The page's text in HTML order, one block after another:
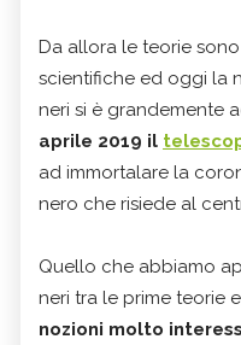
Da allora le teorie
scientifiche ed oggi la
neri si è grandemente
aprile 2019 il
ad immortalare la
nero che risiede al
Quello che abbiamo
neri tra le prime teorie
nozioni molto